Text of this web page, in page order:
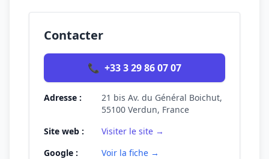
Contacter
📞 +33 3 29 86 07 07
Adresse :
21 bis Av. du Général Boichut,
55100 Verdun, France
Site web :
Visiter le site →
Google :
Voir la fiche →